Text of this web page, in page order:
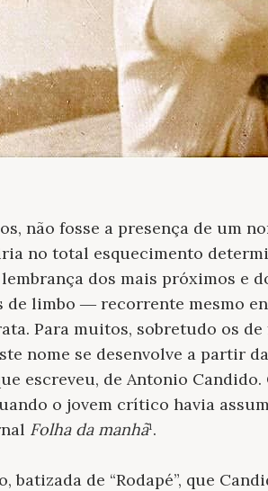
não fosse a presença de um
no total esquecimento
dos mais próximos e
de limbo ― recorrente mesmo
Para muitos, sobretudo os
nome se desenvolve a partir
escreveu, de Antonio
o jovem crítico havia
Folha da manhã¹.
batizada de “Rodapé”, que